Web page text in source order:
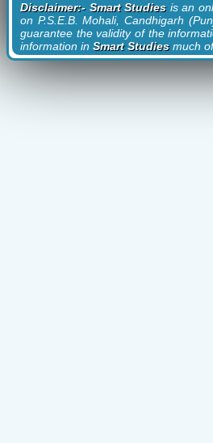
Disclaimer:- Smart Studiesis an
on P.S.E.B. Mohali, Candhigarh
guarantee the validity of the
information in Smart Studiesmuch